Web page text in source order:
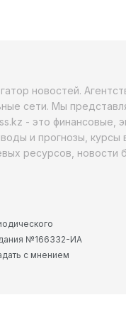
новостей.
сети. Мы
- это финансовые,
и прогнозы,
ресурсов, новости
№166332-ИА
с мнением